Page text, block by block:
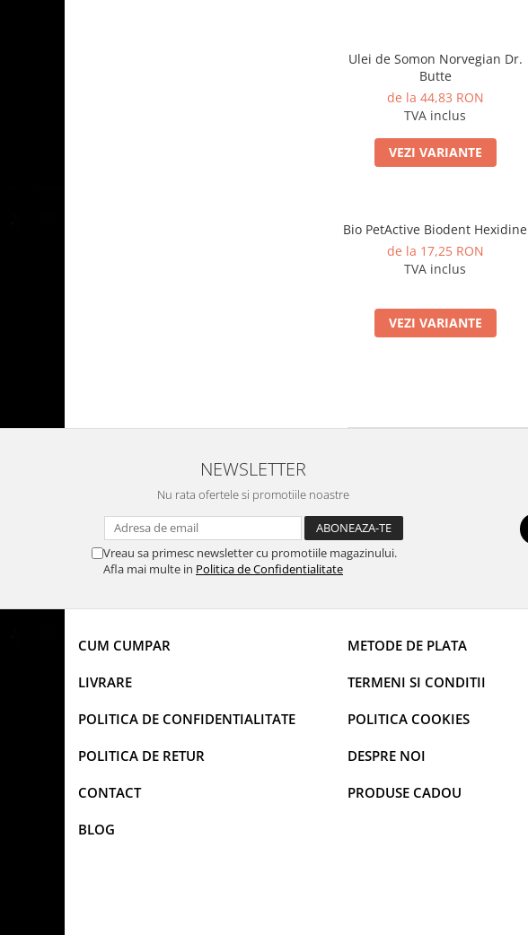
Ulei de Somon Norvegian Dr.
Butte
de la 44,83 RON
TVA inclus
VEZI VARIANTE
Bio PetActive Biodent Hexidine
de la 17,25 RON
TVA inclus
VEZI VARIANTE
NEWSLETTER
Nu rata ofertele si promotiile noastre
Vreau sa primesc newsletter cu promotiile magazinului.
Afla mai multe in Politica de Confidentialitate
CUM CUMPAR
LIVRARE
POLITICA DE CONFIDENTIALITATE
POLITICA DE RETUR
CONTACT
BLOG
METODE DE PLATA
TERMENI SI CONDITII
POLITICA COOKIES
DESPRE NOI
PRODUSE CADOU